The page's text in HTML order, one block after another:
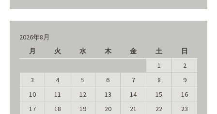
2026年8月
月
火 水 木 金 土 日
1
2
3
4 5 6 7 8
9
10
11 12 13 14 15
16
17
18 19 20 21 22
23